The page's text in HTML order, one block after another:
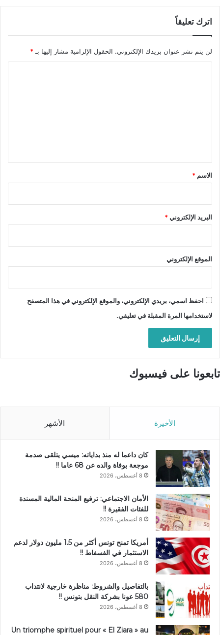
اترك تعليقاً
لن يتم نشر عنوان بريدك الإلكتروني. الحقول الإلزامية مشار إليها بـ *
*
الاسم *
البريد الإلكتروني*
الموقع الإلكتروني
احفظ اسمي، بريدي الإلكتروني، والموقع الإلكتروني في هذا المتصفح
لاستخدامها المرة المقبلة في تعليقي.
تابعونا على فيسبوك
الأخيرة الأشهر
كان داعما له منذ بداياته: ميسي يتلقى صدمة
موجعة بوفاة والده عن 68 عاما !!
8 أغسطس، 2026
الأمان الاجتماعي: ترفيع المنحة المالية المسندة
للفئات الفقيرة !!
8 أغسطس، 2026
أمريكا تمنح تونس أكثر من 1.5 مليون دولار لدعم
الاستثمار في الفسفاط !!
8 أغسطس، 2026
بالتفاصيل والشروط: مناظرة خارجية لانتداب
580 عونا بشركة النقل بتونس !!
8 أغسطس، 2026
Un triomphe spirituel pour « El Ziara » au